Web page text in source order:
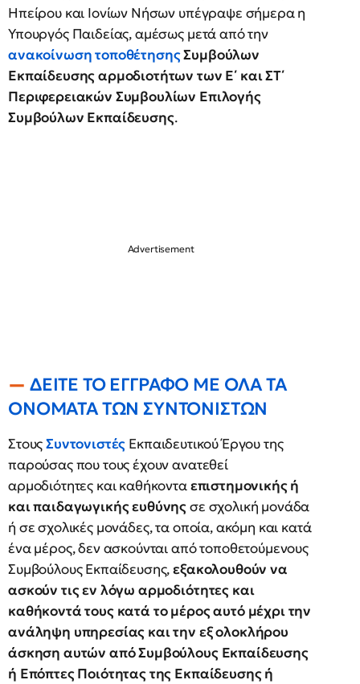
Ηπείρου και Ιονίων Νήσων υπέγραψε σήμερα η
Υπουργός Παιδείας, αμέσως μετά από την
ανακοίνωση τοποθέτησηςΣυμβούλων
Εκπαίδευσης αρμοδιοτήτων των Ε΄ και ΣΤ΄
Περιφερειακών Συμβουλίων Επιλογής
Συμβούλων Εκπαίδευσης.
ΔΕΙΤΕ ΤΟ ΕΓΓΡΑΦΟ ΜΕ ΟΛΑ ΤΑ
ΟΝΟΜΑΤΑ ΤΩΝ ΣΥΝΤΟΝΙΣΤΩΝ
ΣτουςΣυντονιστές Εκπαιδευτικού Έργου της
παρούσας που τους έχουν ανατεθεί
αρμοδιότητες και καθήκονταεπιστημονικής ή
και παιδαγωγικής ευθύνηςσε σχολική μονάδα
ή σε σχολικές μονάδες, τα οποία, ακόμη και κατά
ένα μέρος, δεν ασκούνται από τοποθετούμενους
Συμβούλους Εκπαίδευσης,εξακολουθούν να
ασκούν τις εν λόγω αρμοδιότητες και
καθήκοντά τους κατά το μέρος αυτό μέχρι την
ανάληψη υπηρεσίας και την εξ ολοκλήρου
άσκηση αυτών από Συμβούλους Εκπαίδευσης
ή Επόπτες Ποιότητας της Εκπαίδευσης ή